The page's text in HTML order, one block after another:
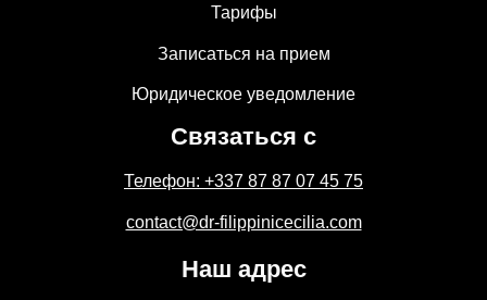
Тарифы
Записаться на прием
Юридическое уведомление
Связаться с
Телефон: +337 87 87 07 45 75
contact@dr-filippinicecilia.com
Наш адрес